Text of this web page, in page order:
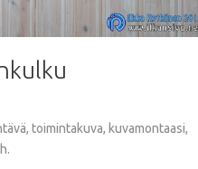
toimintakuva, kuvamontaasi,